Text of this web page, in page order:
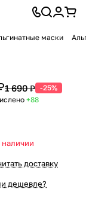
маски
1 690 ₽ -25%
+88
наличии
доставку
дешевле?